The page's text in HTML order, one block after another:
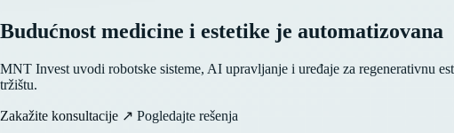
Budućnost medicine i estetike je automatizovana
MNT Invest uvodi robotske sisteme, AI upravljanje i uređaje za regenerativnu
tržištu.
Zakažite konsultacije ↗ Pogledajte rešenja